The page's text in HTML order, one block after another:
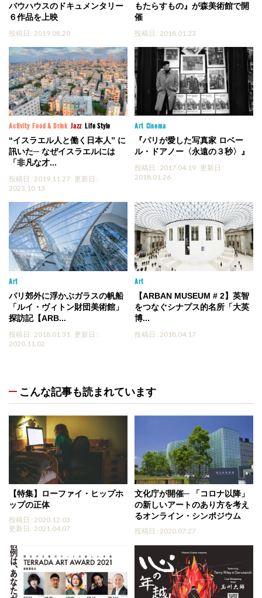
バウハウスのドキュメンタリー
６作品を上映
投稿日 : 2019.08.20
もたらすもの』が森美術館で開
催
投稿日 : 2018.01.23
Activity Food & Drink Jazz Life Style
“イスラエル人と働く日本人” に
訊いた─ なぜイスラエルには
「非凡な才...
投稿日 : 2019.11.27 更新日 :
2023.10.13
Art Cinema
『パリが愛した写真家 ロベー
ル・ドアノー〈永遠の３秒〉』
投稿日 : 2017.04.19 更新日 :
2018.01.26
Art
パリ郊外に浮かぶガラスの帆船
「ルイ・ヴィトン財団美術館」
探訪記【ARB...
投稿日 : 2018.01.31
更新日 :
2020.11.02
Art
【ARBAN MUSEUM # 2】英智
をつなぐシナプス的名所「大英
博...
投稿日 : 2018.04.17
こんな記事も読まれています
【特集】ローファイ・ヒップホ
ップの正体
投稿日 : 2020.12.03
更新日 : 2021.04.07
文化庁が開催─ 「コロナ以降」
の新しいアートのあり方を考え
るオンライン・シンポジウム
投稿日 : 2020.07.27